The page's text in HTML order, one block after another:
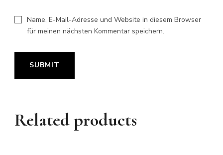
Name, E-Mail-Adresse und Website in diesem Browser
für meinen nächsten Kommentar speichern.
Related products